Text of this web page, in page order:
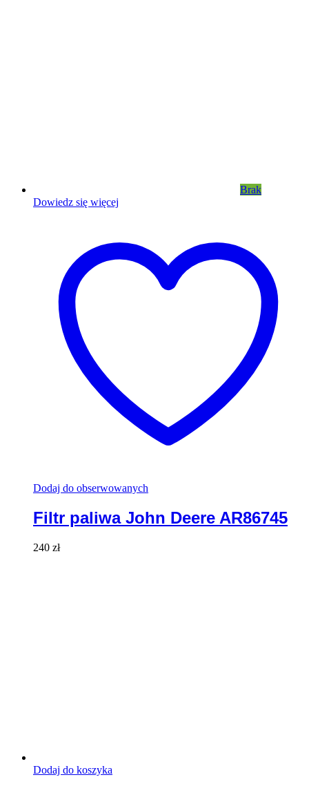
Brak
Dowiedz się więcej
Dodaj do obserwowanych
Filtr paliwa John Deere AR86745
240 zł
Dodaj do koszyka